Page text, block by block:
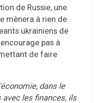
de Russie, une
mènera à rien de
ukrainiens de
pas à
de faire
dans le
les finances, ils